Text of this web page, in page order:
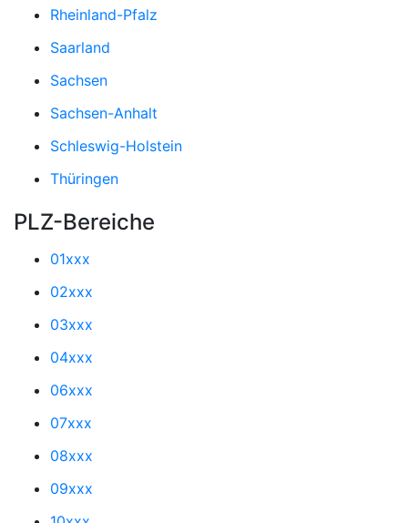
Rheinland-Pfalz
Saarland
Sachsen
Sachsen-Anhalt
Schleswig-Holstein
Thüringen
PLZ-Bereiche
01xxx
02xxx
03xxx
04xxx
06xxx
07xxx
08xxx
09xxx